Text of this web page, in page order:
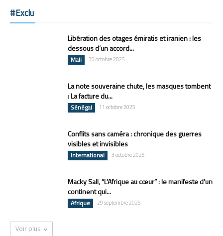
#Exclu
Libération des otages émiratis et iranien : les
dessous d’un accord...
Mali 30 octobre 2025
La note souveraine chute, les masques tombent
: La facture du...
Sénégal 11 octobre 2025
Conflits sans caméra : chronique des guerres
visibles et invisibles
International 3 octobre 2025
Macky Sall, “L’Afrique au cœur” : le manifeste d’un
continent qui...
Afrique 29 septembre 2025
Voir plus